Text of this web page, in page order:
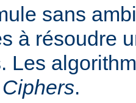
sans
à résoudre
Les
Ciphers.